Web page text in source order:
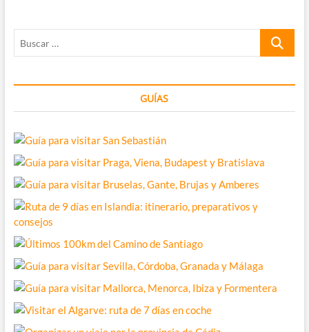
Buscar
GUÍAS